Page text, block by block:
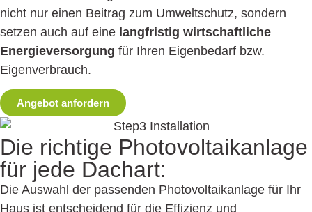
nicht nur einen Beitrag zum Umweltschutz, sondern
setzen auch auf eine langfristig wirtschaftliche
Energieversorgung für Ihren Eigenbedarf bzw.
Eigenverbrauch.
Angebot anfordern
Die richtige Photovoltaik­anlage
für jede Dachart:
Die Auswahl der passenden Photovoltaik­anlage für Ihr
Haus ist entscheidend für die Effizienz und